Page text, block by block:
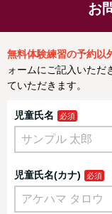
お
無料体験練習の予約以
ォームにご記入いただ
ていただきます。
児童氏名
児童氏名(カナ)